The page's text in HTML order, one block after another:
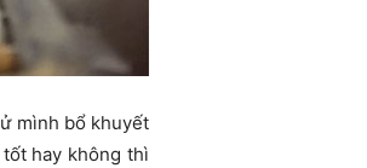
mình bổ khuyết
hay không thì